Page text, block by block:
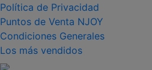
Política de Privacidad
Puntos de Venta NJOY
Condiciones Generales
Los más vendidos